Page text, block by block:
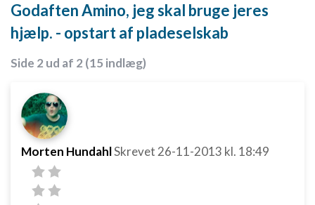
Godaften Amino, jeg skal bruge jeres
hjælp. - opstart af pladeselskab
Side 2 ud af 2 (15 indlæg)
Morten HundahlSkrevet 26-11-2013 kl. 18:49